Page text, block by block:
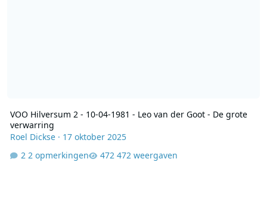
VOO Hilversum 2 - 10-04-1981 - Leo van der Goot - De grote
verwarring
Roel Dickse· 17 oktober 2025
2 opmerkingen
472 weergaven